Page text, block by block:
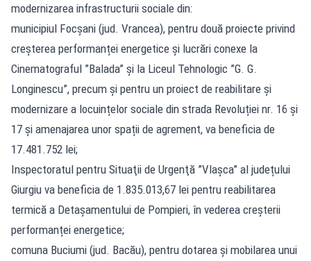
modernizarea infrastructurii sociale din:
municipiul Focșani (jud. Vrancea), pentru două proiecte privind
creșterea performanței energetice și lucrări conexe la
Cinematograful ”Balada” și la Liceul Tehnologic ”G. G.
Longinescu”, precum și pentru un proiect de reabilitare și
modernizare a locuințelor sociale din strada Revoluției nr. 16 și
17 și amenajarea unor spații de agrement, va beneficia de
17.481.752 lei;
Inspectoratul pentru Situaţii de Urgenţă ”Vlașca” al județului
Giurgiu va beneficia de 1.835.013,67 lei pentru reabilitarea
termică a Detașamentului de Pompieri, în vederea creșterii
performanței energetice;
comuna Buciumi (jud. Bacău), pentru dotarea și mobilarea unui